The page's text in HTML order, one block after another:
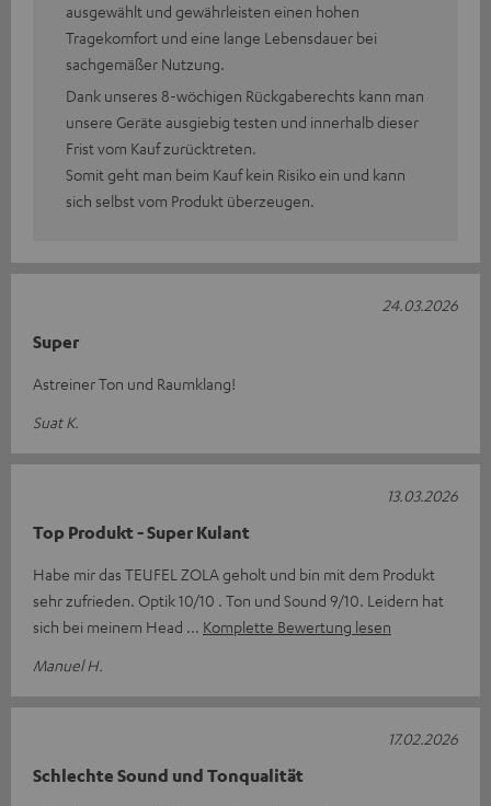
ausgewählt und gewährleisten einen hohen
Tragekomfort und eine lange Lebensdauer bei
sachgemäßer Nutzung.
Dank unseres 8-wöchigen Rückgaberechts kann man
unsere Geräte ausgiebig testen und innerhalb dieser
Frist vom Kauf zurücktreten.
Somit geht man beim Kauf kein Risiko ein und kann
sich selbst vom Produkt überzeugen.
Super
Astreiner Ton und Raumklang!
Suat K.
24.03.2026
Top Produkt - Super Kulant
Habe mir das TEUFEL ZOLA geholt und bin mit dem Produkt
sehr zufrieden. Optik 10/10 . Ton und Sound 9/10. Leidern hat
sich bei meinem Head
Komplette Bewertung lesen
Manuel H.
13.03.2026
Schlechte Sound und Tonqualität
17.02.2026